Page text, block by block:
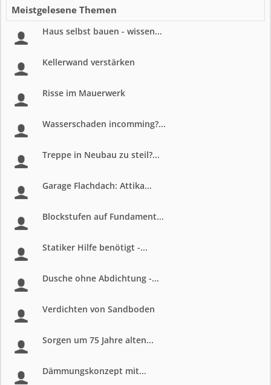
Meistgelesene Themen
Haus selbst bauen - wissen...
Kellerwand verstärken
Risse im Mauerwerk
Wasserschaden incomming?...
Treppe in Neubau zu steil?...
Garage Flachdach: Attika...
Blockstufen auf Fundament...
Statiker Hilfe benötigt -...
Dusche ohne Abdichtung -...
Verdichten von Sandboden
Sorgen um 75 Jahre alten...
Dämmungskonzept mit...